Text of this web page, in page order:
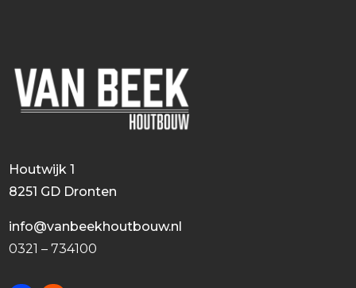
Houtwijk 1
8251 GD Dronten
info@vanbeekhoutbouw.nl
0321 – 734100